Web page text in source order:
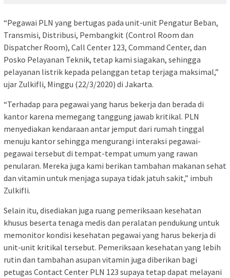
“Pegawai PLN yang bertugas pada unit-unit Pengatur Beban,
Transmisi, Distribusi, Pembangkit (Control Room dan
Dispatcher Room), Call Center 123, Command Center, dan
Posko Pelayanan Teknik, tetap kami siagakan, sehingga
pelayanan listrik kepada pelanggan tetap terjaga maksimal,”
ujar Zulkifli, Minggu (22/3/2020) di Jakarta.
“Terhadap para pegawai yang harus bekerja dan berada di
kantor karena memegang tanggung jawab kritikal. PLN
menyediakan kendaraan antar jemput dari rumah tinggal
menuju kantor sehingga mengurangi interaksi pegawai-
pegawai tersebut di tempat-tempat umum yang rawan
penularan. Mereka juga kami berikan tambahan makanan sehat
dan vitamin untuk menjaga supaya tidak jatuh sakit,” imbuh
Zulkifli.
Selain itu, disediakan juga ruang pemeriksaan kesehatan
khusus beserta tenaga medis dan peralatan pendukung untuk
memonitor kondisi kesehatan pegawai yang harus bekerja di
unit-unit kritikal tersebut. Pemeriksaan kesehatan yang lebih
rutin dan tambahan asupan vitamin juga diberikan bagi
petugas Contact Center PLN 123 supaya tetap dapat melayani